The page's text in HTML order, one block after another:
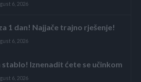
6, 2026
1 dan! Najjače trajno rješenje!
6, 2026
Iznenadit ćete se učinkom
6, 2026